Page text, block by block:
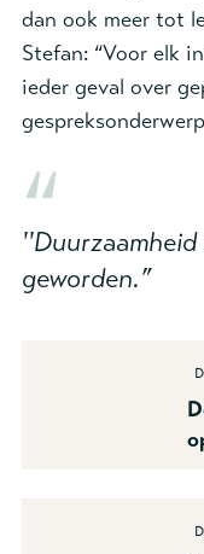
dan ook meer tot
Stefan: “Voor elk
ieder geval over
geworden.”